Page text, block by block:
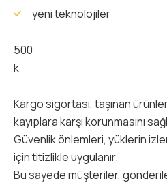
yeni teknolojiler
500
k
Kargo sigortası, taşınan
kayıplara karşı korunmasını
Güvenlik önlemleri, yüklerin
için titizlikle uygulanır.
Bu sayede müşteriler,